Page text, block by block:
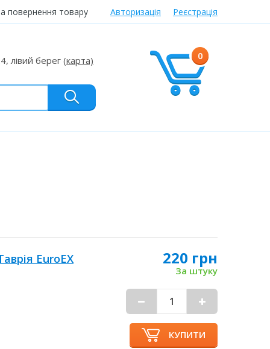
повернення товару Авторизація Реєстрація
0
лівий берег (карта)
220 грн
За штуку
КУПИТИ
EuroEX